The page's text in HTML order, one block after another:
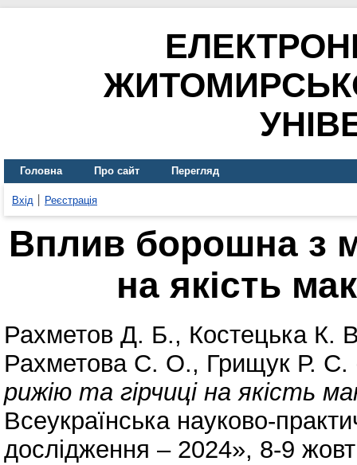
Головна Про сайт Перегляд
Вхід Реєстрація
Вплив борошна з
на якість
Рахметов Д. Б., Костецька К.
Рахметова С. О., Грищук Р. С.
рижію та гірчиці на якість
Всеукраїнська науково-
дослідження – 2024», 8-9